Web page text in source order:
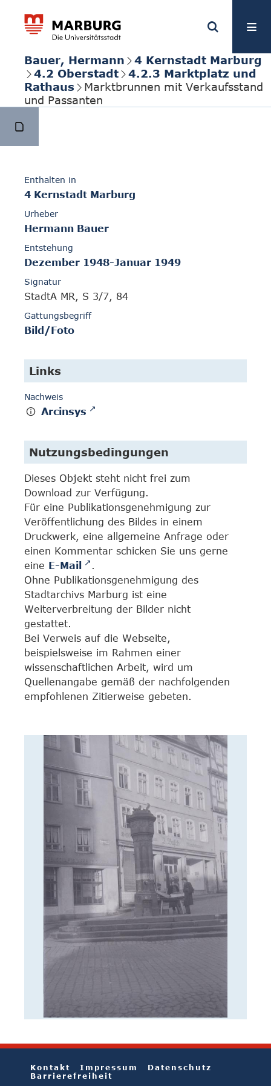
Bauer, Hermann
4 Kernstadt Marburg
4.2 Oberstadt
4.2.3 Marktplatz und
Rathaus
Marktbrunnen mit Verkaufsstand
und Passanten
Enthalten in
4 Kernstadt Marburg
Urheber
Hermann Bauer
Entstehung
Dezember 1948-Januar 1949
Signatur
StadtA MR, S 3/7, 84
Gattungsbegriff
Bild/Foto
Links
Nachweis
Arcinsys
Nutzungsbedingungen
Dieses Objekt steht nicht frei zum
Download zur Verfügung.
Für eine Publikationsgenehmigung zur
Veröffentlichung des Bildes in einem
Druckwerk, eine allgemeine Anfrage oder
einen Kommentar schicken Sie uns gerne
eine E-Mail
.
Ohne Publikationsgenehmigung des
Stadtarchivs Marburg ist eine
Weiterverbreitung der Bilder nicht
gestattet.
Bei Verweis auf die Webseite,
beispielsweise im Rahmen einer
wissenschaftlichen Arbeit, wird um
Quellenangabe gemäß der nachfolgenden
empfohlenen Zitierweise gebeten.
Kontakt Impressum
Datenschutz
Barrierefreiheit